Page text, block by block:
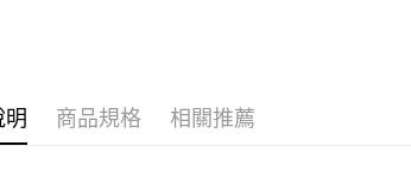
明 商品規格 相關推薦